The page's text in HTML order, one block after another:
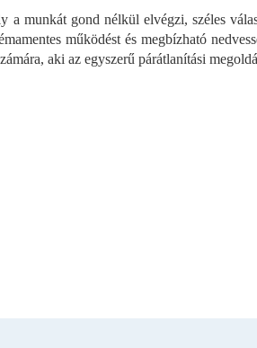
n
y
í
a munkát gond nélkül elvégzi, széles
működést és megbízható
aki az egyszerű párátlanítási